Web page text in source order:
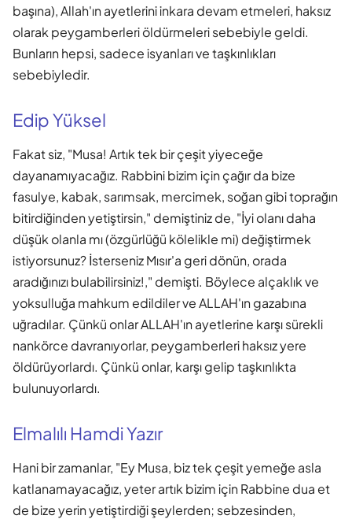
başına), Allah'ın ayetlerini inkara devam etmeleri, haksız
olarak peygamberleri öldürmeleri sebebiyle geldi.
Bunların hepsi, sadece isyanları ve taşkınlıkları
sebebiyledir.
Edip Yüksel
Fakat siz, "Musa! Artık tek bir çeşit yiyeceğe
dayanamıyacağız. Rabbini bizim için çağır da bize
fasulye, kabak, sarımsak, mercimek, soğan gibi toprağın
bitirdiğinden yetiştirsin," demiştiniz de, "İyi olanı daha
düşük olanla mı (özgürlüğü kölelikle mi) değiştirmek
istiyorsunuz? İsterseniz Mısır'a geri dönün, orada
aradığınızı bulabilirsiniz!," demişti. Böylece alçaklık ve
yoksulluğa mahkum edildiler ve ALLAH'ın gazabına
uğradılar. Çünkü onlar ALLAH'ın ayetlerine karşı sürekli
nankörce davranıyorlar, peygamberleri haksız yere
öldürüyorlardı. Çünkü onlar, karşı gelip taşkınlıkta
bulunuyorlardı.
Elmalılı Hamdi Yazır
Hani bir zamanlar, "Ey Musa, biz tek çeşit yemeğe asla
katlanamayacağız, yeter artık bizim için Rabbine dua et
de bize yerin yetiştirdiği şeylerden; sebzesinden,